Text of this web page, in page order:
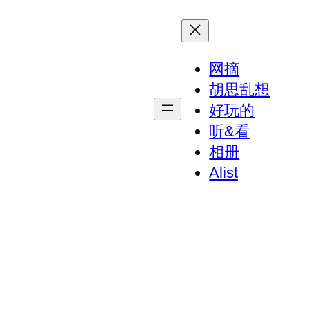
网摘
胡思乱想
好玩的
听&看
相册
Alist